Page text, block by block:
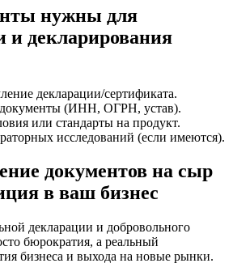
нужны для
и декларирования
декларации/сертификата.
(ИНН, ОГРН, устав).
или стандарты на продукт.
исследований (если имеются).
документов на сыр
в ваш бизнес
декларации и добровольного
бюрократия, а реальный
бизнеса и выхода на новые рынки.